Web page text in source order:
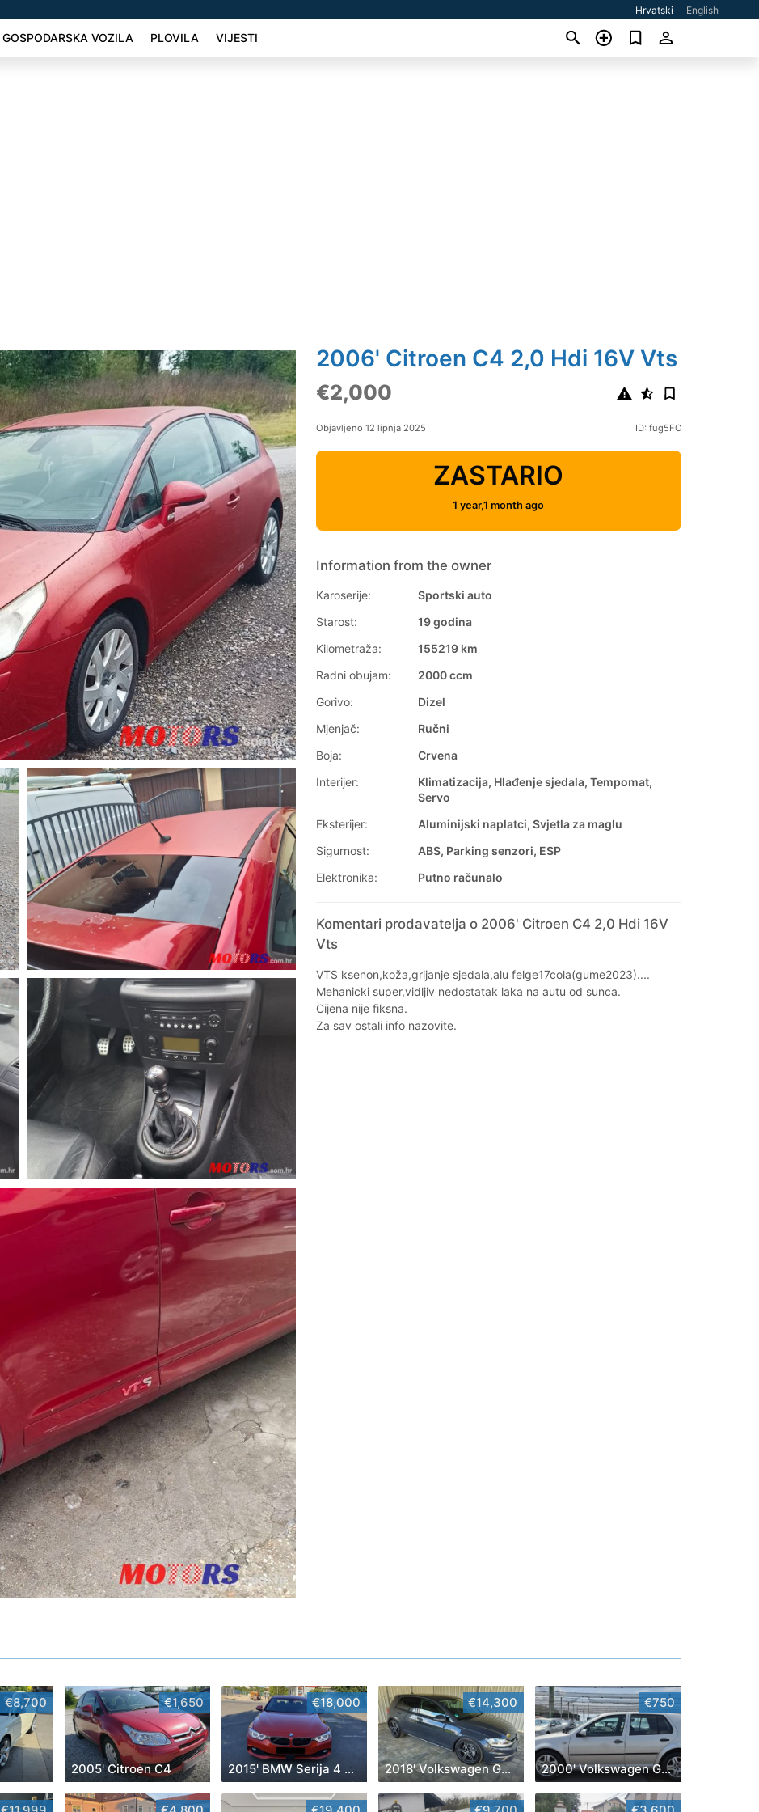
Hrvatski English
GOSPODARSKA VOZILA PLOVILA VIJESTI
2006' Citroen C4 2,0 Hdi 16V Vts
€2,000
Objavljeno 12 lipnja 2025 ID: fug5FC
ZASTARIO
1 year,1 month ago
Information from the owner
Karoserije:
Sportski auto
Starost:
19 godina
Kilometraža:
155219 km
Radni obujam:
2000 ccm
Gorivo:
Dizel
Mjenjač:
Ručni
Boja:
Crvena
Interijer:
Klimatizacija, Hlađenje sjedala, Tempomat,
Servo
Eksterijer:
Aluminijski naplatci, Svjetla za maglu
Sigurnost:
ABS, Parking senzori, ESP
Elektronika:
Putno računalo
Komentari prodavatelja o 2006' Citroen C4 2,0 Hdi 16V
Vts
VTS ksenon,koža,grijanje sjedala,alu felge17cola(gume2023)....
Mehanicki super,vidljiv nedostatak laka na autu od sunca.
Cijena nije fiksna.
Za sav ostali info nazovite.
€8,700 €1,650
2005' Citroen C4
€18,000
2015' BMW Serija 4 Coupe 430D
€14,300
2018' Volkswagen Golf VII
€750
2000' Volkswagen Golf IV